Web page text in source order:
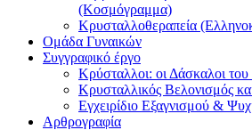
(Κοσμόγραμμα)
Κρυσταλλοθεραπεία
Ομάδα Γυναικών
Συγγραφικό έργο
Κρύσταλλοι: οι Δάσκαλοι
Κρυσταλλικός Βελονισμός
Εγχειρίδιο Εξαγνισμού &
Αρθρογραφία